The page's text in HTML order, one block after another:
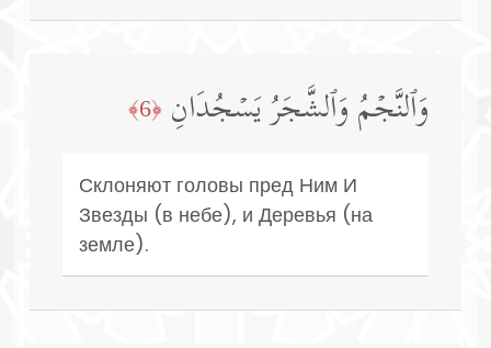
وَٱلنَّجۡمُ وَٱلشَّجَرُ یَسۡجُدَانِ ﴿6﴾
Склоняют головы пред Ним И
Звезды (в небе), и Деревья (на
земле).